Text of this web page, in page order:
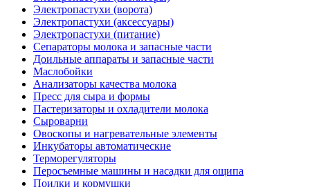
Электропастухи (ворота)
Электропастухи (аксессуары)
Электропастухи (питание)
Сепараторы молока и запасные части
Доильные аппараты и запасные части
Маслобойки
Анализаторы качества молока
Пресс для сыра и формы
Пастеризаторы и охладители молока
Сыроварни
Овоскопы и нагревательные элементы
Инкубаторы автоматические
Терморегуляторы
Перосъемные машины и насадки для ощипа
Поилки и кормушки